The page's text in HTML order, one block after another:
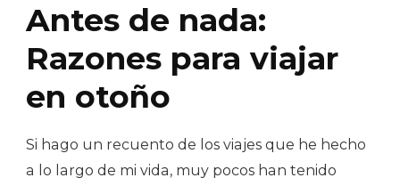
Antes de nada:
Razones para viajar
en otoño
Si hago un recuento de los viajes que he hecho
a lo largo de mi vida, muy pocos han tenido